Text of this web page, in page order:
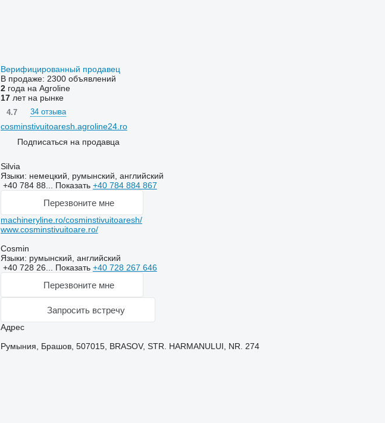
Верифицированный продавец
В продаже: 2300 объявлений
2года на Agroline
17лет на рынке
4.7 34 отзыва
cosminstivuitoaresh.agroline24.ro
Подписаться на продавца
Silvia
Языки: немецкий, румынский, английский
+40 784 88... Показать +40 784 884 867
Перезвоните мне
machineryline.ro/cosminstivuitoaresh/
www.cosminstivuitoare.ro/
Cosmin
Языки: румынский, английский
+40 728 26... Показать +40 728 267 646
Перезвоните мне
Запросить встречу
Адрес
Румыния, Брашов, 507015, BRASOV, STR. HARMANULUI, NR. 274